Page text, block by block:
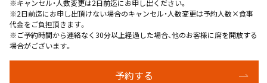
※キャンセル・人数変更は2日前迄にお申し出ください。
※2日前迄にお申し出頂けない場合のキャンセル・人数変更は予約人数×食事
代金をご負担頂きます。
※ご予約時間から連絡なく30分以上経過した場合、他のお客様に席を開放する
場合がございます。
予約する